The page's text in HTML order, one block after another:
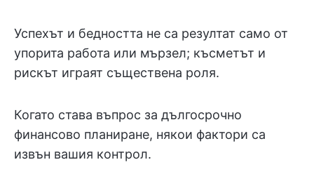
Успехът и бедността не са резултат само от
упорита работа или мързел; късметът и
рискът играят съществена роля.
Когато става въпрос за дългосрочно
финансово планиране, някои фактори са
извън вашия контрол.